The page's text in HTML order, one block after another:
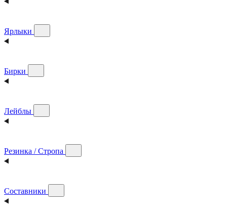
Ярлыки
Бирки
Лейблы
Резинка / Стропа
Составники